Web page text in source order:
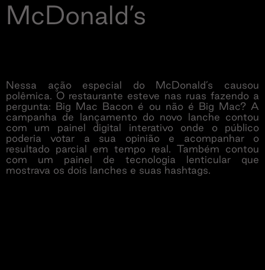
McDonald’s
Nessa ação especial do McDonald’s causou
polêmica. O restaurante esteve nas ruas fazendo a
pergunta: Big Mac Bacon é ou não é Big Mac? A
campanha de lançamento do novo lanche contou
com um painel digital interativo onde o público
poderia votar a sua opinião e acompanhar o
resultado parcial em tempo real. Também contou
com um painel de tecnologia lenticular que
mostrava os dois lanches e suas hashtags.